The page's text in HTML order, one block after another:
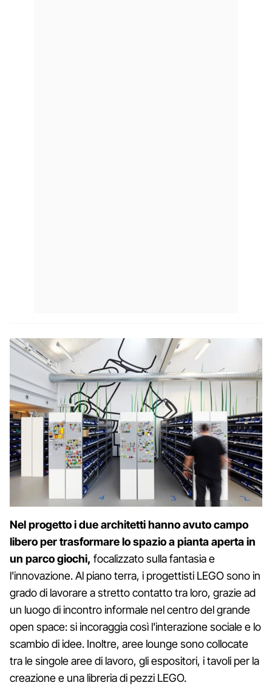
Nel progetto i due architetti hanno avuto campo
libero per trasformare lo spazio a pianta aperta in
un parco giochi, focalizzato sulla fantasia e
l'innovazione. Al piano terra, i progettisti LEGO sono in
grado di lavorare a stretto contatto tra loro, grazie ad
un luogo di incontro informale nel centro del grande
open space: si incoraggia così l'interazione sociale e lo
scambio di idee. Inoltre, aree lounge sono collocate
tra le singole aree di lavoro, gli espositori, i tavoli per la
creazione e una libreria di pezzi LEGO.